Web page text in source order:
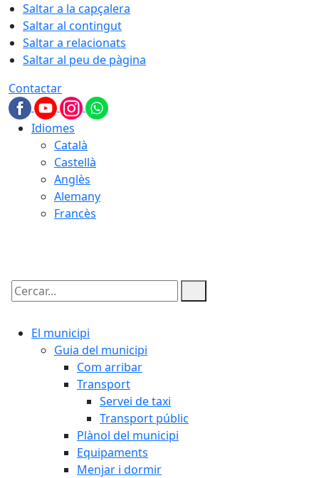
Saltar a la capçalera
Saltar al contingut
Saltar a relacionats
Saltar al peu de pàgina
Contactar
Idiomes
Català
Castellà
Anglès
Alemany
Francès
Cercar:
El municipi
Guia del municipi
Com arribar
Transport
Servei de taxi
Transport públic
Plànol del municipi
Equipaments
Menjar i dormir